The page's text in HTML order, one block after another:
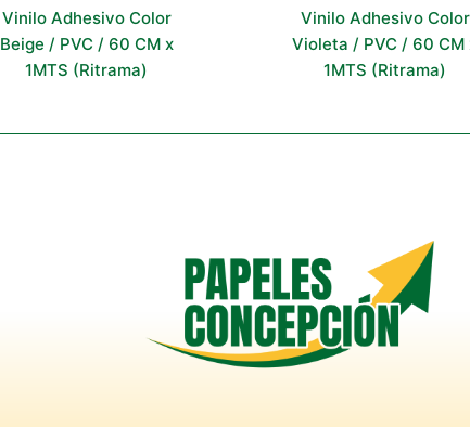
Vinilo Adhesivo Color
Beige / PVC / 60 CM x
1MTS (Ritrama)
Vinilo Adhesivo Color
Violeta / PVC / 60 CM
1MTS (Ritrama)